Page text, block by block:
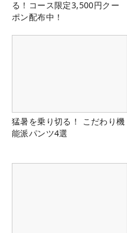
る！コース限定3,500円クー
ポン配布中！
猛暑を乗り切る！ こだわり機
能派パンツ4選